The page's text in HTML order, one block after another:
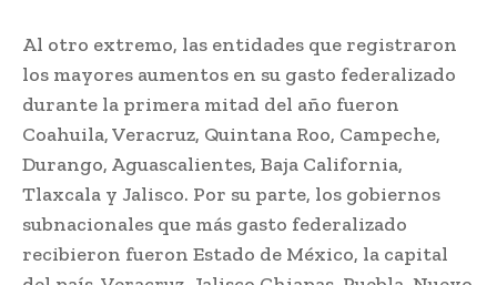
Al otro extremo, las entidades que registraron
los mayores aumentos en su gasto federalizado
durante la primera mitad del año fueron
Coahuila, Veracruz, Quintana Roo, Campeche,
Durango, Aguascalientes, Baja California,
Tlaxcala y Jalisco. Por su parte, los gobiernos
subnacionales que más gasto federalizado
recibieron fueron Estado de México, la capital